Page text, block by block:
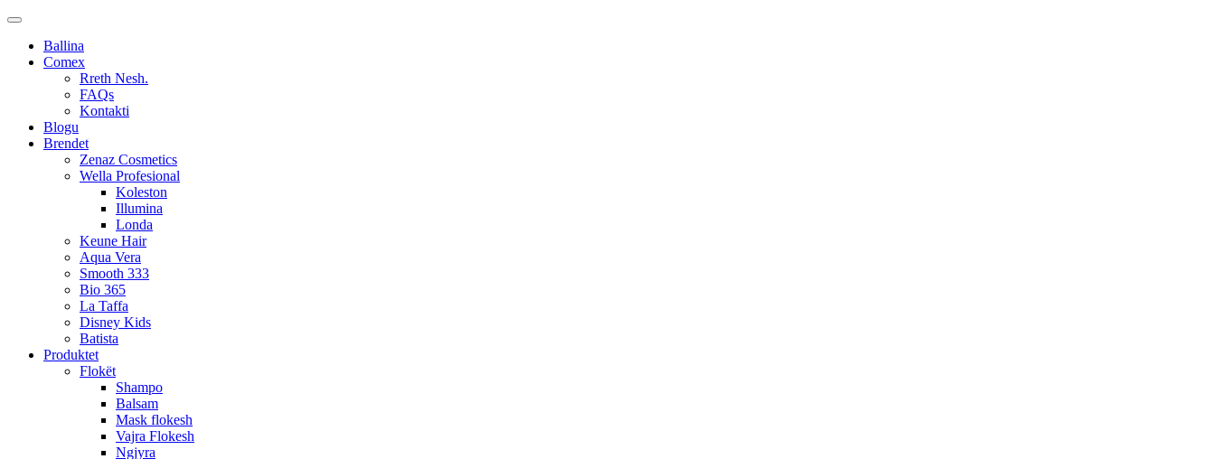
Ballina
Comex
Rreth Nesh.
FAQs
Kontakti
Blogu
Brendet
Zenaz Cosmetics
Wella Profesional
Koleston
Illumina
Londa
Keune Hair
Aqua Vera
Smooth 333
Bio 365
La Taffa
Disney Kids
Batista
Produktet
Flokët
Shampo
Balsam
Mask flokesh
Vajra Flokesh
Ngjyra